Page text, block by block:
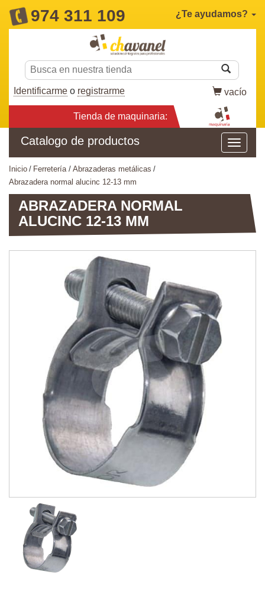
974 311 109 ¿Te ayudamos?
Identificarme o registrarme vacío
Tienda de maquinaria:
Catalogo de productos
inicio ferretería
abrazaderas metálicas
abrazadera normal alucinc 12-13 mm
ABRAZADERA NORMAL
ALUCINC 12-13 MM